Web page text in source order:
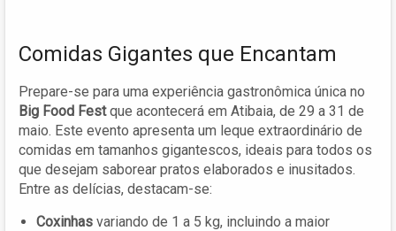
Comidas Gigantes que Encantam
Prepare-se para uma experiência gastronômica única no
Big Food Festque acontecerá em Atibaia, de 29 a 31 de
maio. Este evento apresenta um leque extraordinário de
comidas em tamanhos gigantescos, ideais para todos os
que desejam saborear pratos elaborados e inusitados.
Entre as delícias, destacam-se:
Coxinhas variando de 1 a 5 kg, incluindo a maior